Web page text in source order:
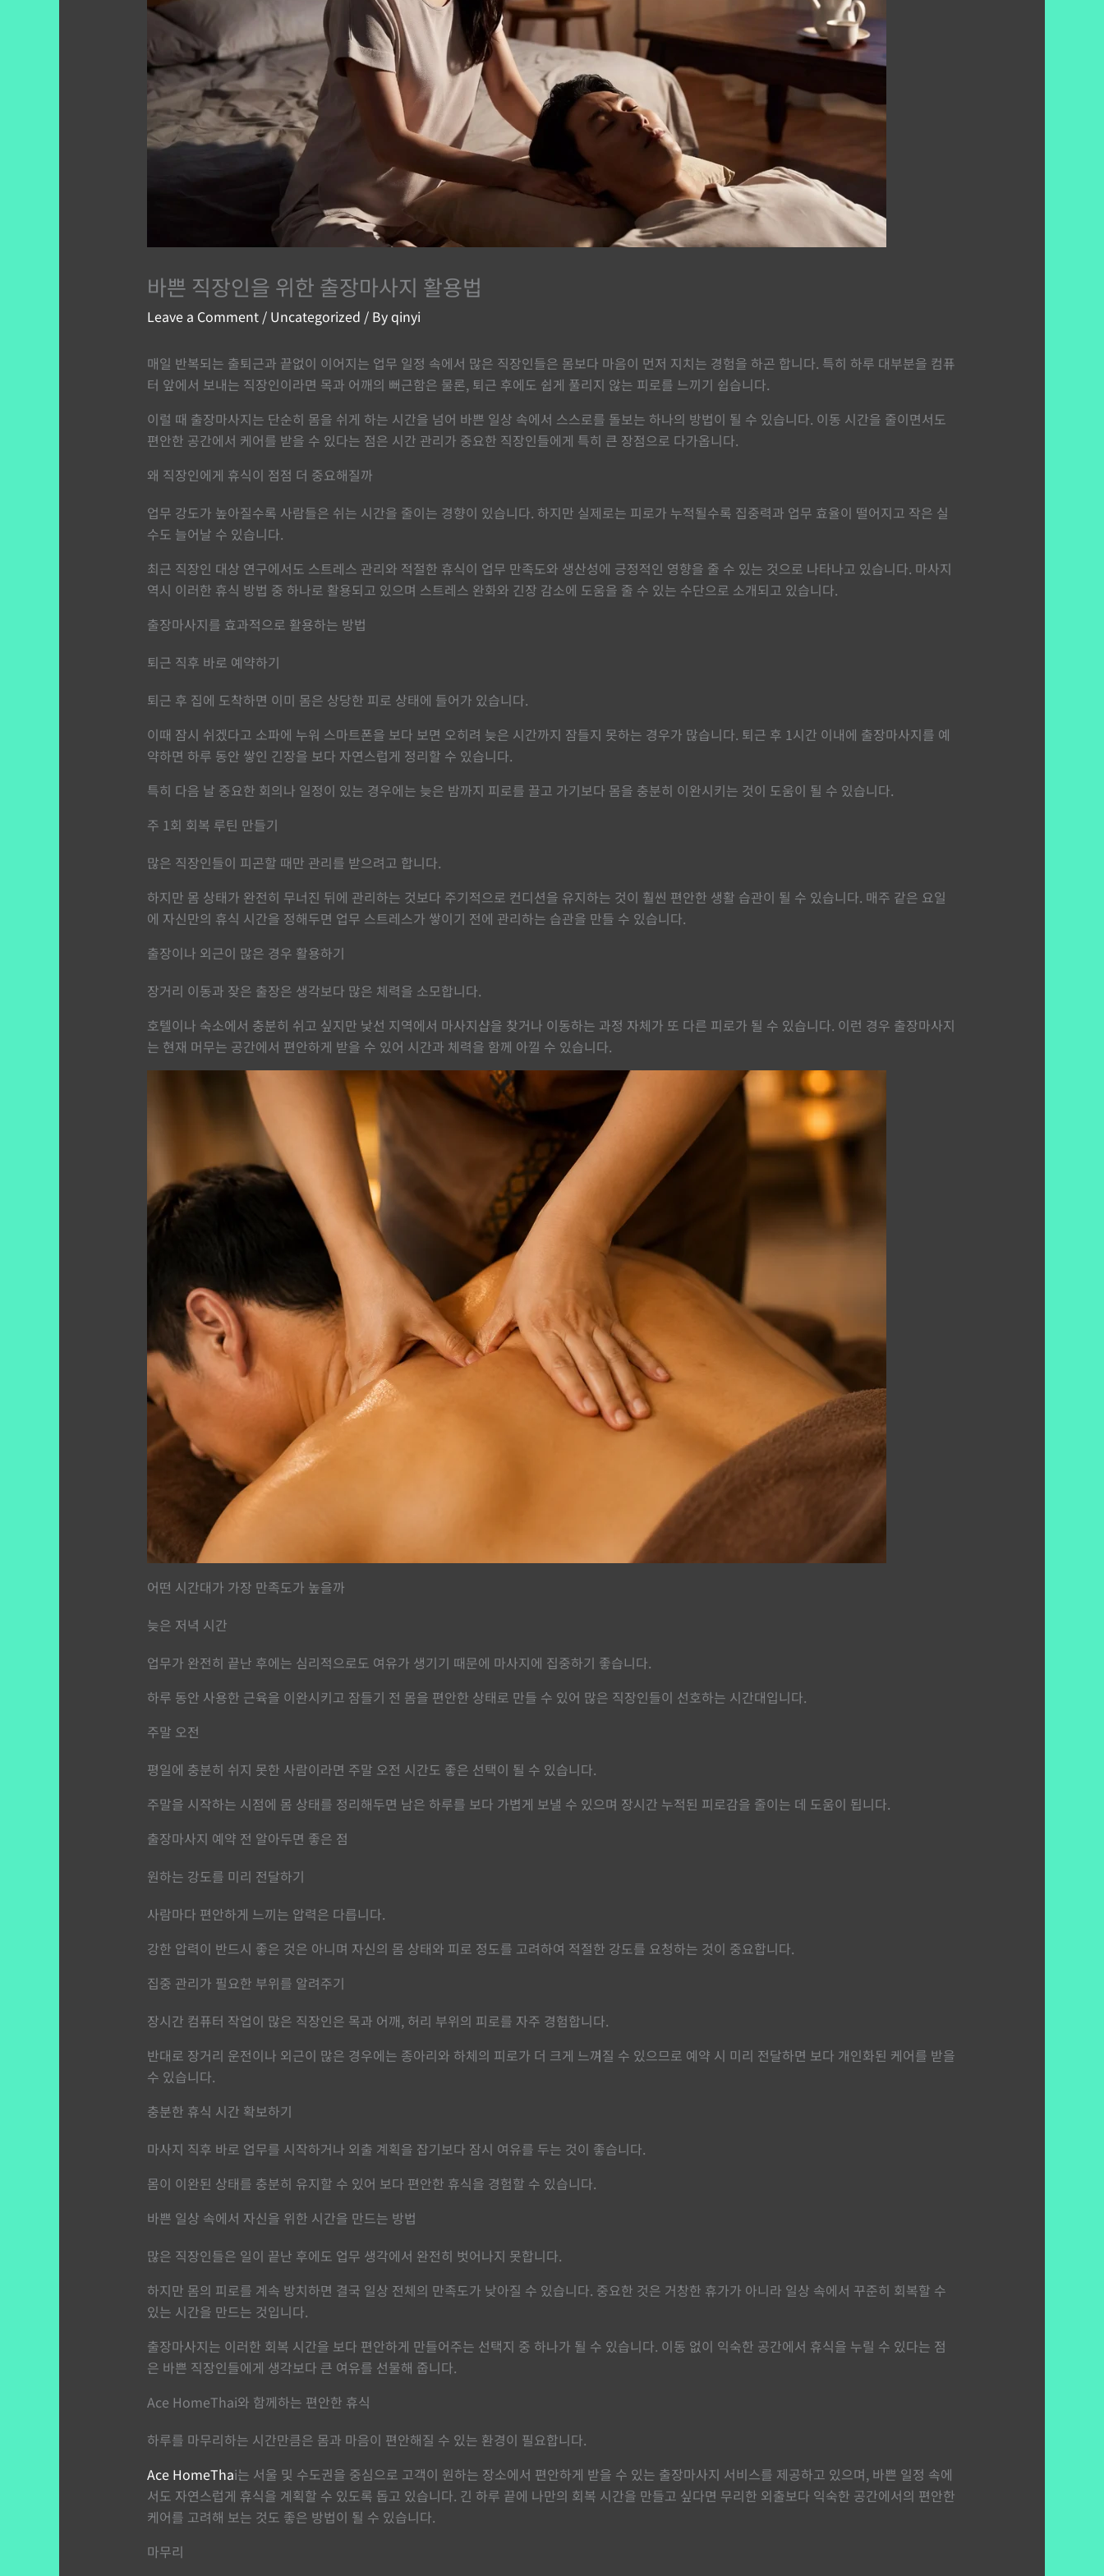
바쁜 직장인을 위한 출장마사지 활용법
Leave a Comment / Uncategorized / Byqinyi
매일 반복되는 출퇴근과 끝없이 이어지는 업무 일정 속에서 많은 직장인들은 몸보다 마음이 먼저 지치는 경험을 하곤 합니다. 특히 하루 대부분을 컴퓨
터 앞에서 보내는 직장인이라면 목과 어깨의 뻐근함은 물론, 퇴근 후에도 쉽게 풀리지 않는 피로를 느끼기 쉽습니다.
이럴 때 출장마사지는 단순히 몸을 쉬게 하는 시간을 넘어 바쁜 일상 속에서 스스로를 돌보는 하나의 방법이 될 수 있습니다. 이동 시간을 줄이면서도
편안한 공간에서 케어를 받을 수 있다는 점은 시간 관리가 중요한 직장인들에게 특히 큰 장점으로 다가옵니다.
왜 직장인에게 휴식이 점점 더 중요해질까
업무 강도가 높아질수록 사람들은 쉬는 시간을 줄이는 경향이 있습니다. 하지만 실제로는 피로가 누적될수록 집중력과 업무 효율이 떨어지고 작은 실
수도 늘어날 수 있습니다.
최근 직장인 대상 연구에서도 스트레스 관리와 적절한 휴식이 업무 만족도와 생산성에 긍정적인 영향을 줄 수 있는 것으로 나타나고 있습니다. 마사지
역시 이러한 휴식 방법 중 하나로 활용되고 있으며 스트레스 완화와 긴장 감소에 도움을 줄 수 있는 수단으로 소개되고 있습니다.
출장마사지를 효과적으로 활용하는 방법
퇴근 직후 바로 예약하기
퇴근 후 집에 도착하면 이미 몸은 상당한 피로 상태에 들어가 있습니다.
이때 잠시 쉬겠다고 소파에 누워 스마트폰을 보다 보면 오히려 늦은 시간까지 잠들지 못하는 경우가 많습니다. 퇴근 후 1시간 이내에 출장마사지를 예
약하면 하루 동안 쌓인 긴장을 보다 자연스럽게 정리할 수 있습니다.
특히 다음 날 중요한 회의나 일정이 있는 경우에는 늦은 밤까지 피로를 끌고 가기보다 몸을 충분히 이완시키는 것이 도움이 될 수 있습니다.
주 1회 회복 루틴 만들기
많은 직장인들이 피곤할 때만 관리를 받으려고 합니다.
하지만 몸 상태가 완전히 무너진 뒤에 관리하는 것보다 주기적으로 컨디션을 유지하는 것이 훨씬 편안한 생활 습관이 될 수 있습니다. 매주 같은 요일
에 자신만의 휴식 시간을 정해두면 업무 스트레스가 쌓이기 전에 관리하는 습관을 만들 수 있습니다.
출장이나 외근이 많은 경우 활용하기
장거리 이동과 잦은 출장은 생각보다 많은 체력을 소모합니다.
호텔이나 숙소에서 충분히 쉬고 싶지만 낯선 지역에서 마사지샵을 찾거나 이동하는 과정 자체가 또 다른 피로가 될 수 있습니다. 이런 경우 출장마사지
는 현재 머무는 공간에서 편안하게 받을 수 있어 시간과 체력을 함께 아낄 수 있습니다.
어떤 시간대가 가장 만족도가 높을까
늦은 저녁 시간
업무가 완전히 끝난 후에는 심리적으로도 여유가 생기기 때문에 마사지에 집중하기 좋습니다.
하루 동안 사용한 근육을 이완시키고 잠들기 전 몸을 편안한 상태로 만들 수 있어 많은 직장인들이 선호하는 시간대입니다.
주말 오전
평일에 충분히 쉬지 못한 사람이라면 주말 오전 시간도 좋은 선택이 될 수 있습니다.
주말을 시작하는 시점에 몸 상태를 정리해두면 남은 하루를 보다 가볍게 보낼 수 있으며 장시간 누적된 피로감을 줄이는 데 도움이 됩니다.
출장마사지 예약 전 알아두면 좋은 점
원하는 강도를 미리 전달하기
사람마다 편안하게 느끼는 압력은 다릅니다.
강한 압력이 반드시 좋은 것은 아니며 자신의 몸 상태와 피로 정도를 고려하여 적절한 강도를 요청하는 것이 중요합니다.
집중 관리가 필요한 부위를 알려주기
장시간 컴퓨터 작업이 많은 직장인은 목과 어깨, 허리 부위의 피로를 자주 경험합니다.
반대로 장거리 운전이나 외근이 많은 경우에는 종아리와 하체의 피로가 더 크게 느껴질 수 있으므로 예약 시 미리 전달하면 보다 개인화된 케어를 받을
수 있습니다.
충분한 휴식 시간 확보하기
마사지 직후 바로 업무를 시작하거나 외출 계획을 잡기보다 잠시 여유를 두는 것이 좋습니다.
몸이 이완된 상태를 충분히 유지할 수 있어 보다 편안한 휴식을 경험할 수 있습니다.
바쁜 일상 속에서 자신을 위한 시간을 만드는 방법
많은 직장인들은 일이 끝난 후에도 업무 생각에서 완전히 벗어나지 못합니다.
하지만 몸의 피로를 계속 방치하면 결국 일상 전체의 만족도가 낮아질 수 있습니다. 중요한 것은 거창한 휴가가 아니라 일상 속에서 꾸준히 회복할 수
있는 시간을 만드는 것입니다.
출장마사지는 이러한 회복 시간을 보다 편안하게 만들어주는 선택지 중 하나가 될 수 있습니다. 이동 없이 익숙한 공간에서 휴식을 누릴 수 있다는 점
은 바쁜 직장인들에게 생각보다 큰 여유를 선물해 줍니다.
Ace HomeThai와 함께하는 편안한 휴식
하루를 마무리하는 시간만큼은 몸과 마음이 편안해질 수 있는 환경이 필요합니다.
Ace HomeThai는 서울 및 수도권을 중심으로 고객이 원하는 장소에서 편안하게 받을 수 있는 출장마사지 서비스를 제공하고 있으며, 바쁜 일정 속에
서도 자연스럽게 휴식을 계획할 수 있도록 돕고 있습니다. 긴 하루 끝에 나만의 회복 시간을 만들고 싶다면 무리한 외출보다 익숙한 공간에서의 편안한
케어를 고려해 보는 것도 좋은 방법이 될 수 있습니다.
마무리